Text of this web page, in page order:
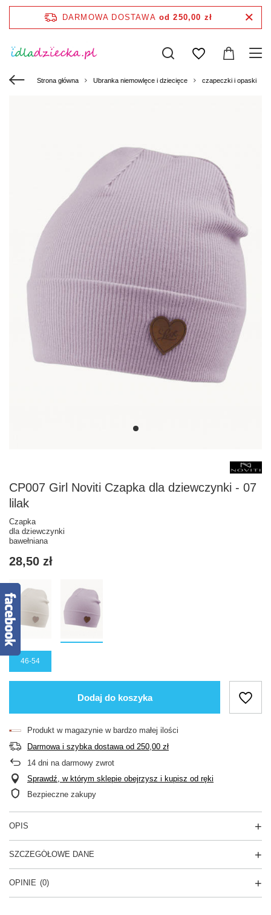
DARMOWA DOSTAWA od 250,00 zł
Strona główna Ubranka niemowlęce i dziecięce czapeczki i opaski
CP007 Girl Noviti Czapka dla dziewczynki - 07
lilak
Czapka
dla dziewczynki
bawełniana
28,50 zł
46-54
Dodaj do koszyka
Produkt w magazynie w bardzo małej ilości
Darmowa i szybka dostawaod 250,00 zł
14 dni na darmowy zwrot
Sprawdź, w którym sklepie obejrzysz i kupisz od ręki
Bezpieczne zakupy
OPIS
SZCZEGÓŁOWE DANE
OPINIE (0)